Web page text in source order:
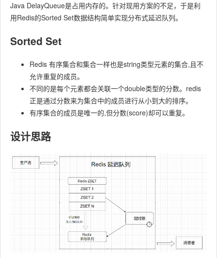
Java DelayQueue是占用内存的。针对现用方案的不足，于是利
用Redis的Sorted Set数据结构简单实现分布式延迟队列。
Sorted Set
Redis 有序集合和集合一样也是string类型元素的集合,且不
允许重复的成员。
不同的是每个元素都会关联一个double类型的分数。redis
正是通过分数来为集合中的成员进行从小到大的排序。
有序集合的成员是唯一的,但分数(score)却可以重复。
设计思路